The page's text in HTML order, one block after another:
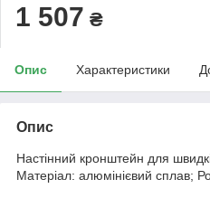
1 507 ₴
Опис Характеристики
Опис
Настінний кронштейн для
Матеріал: алюмінієвий сплав;